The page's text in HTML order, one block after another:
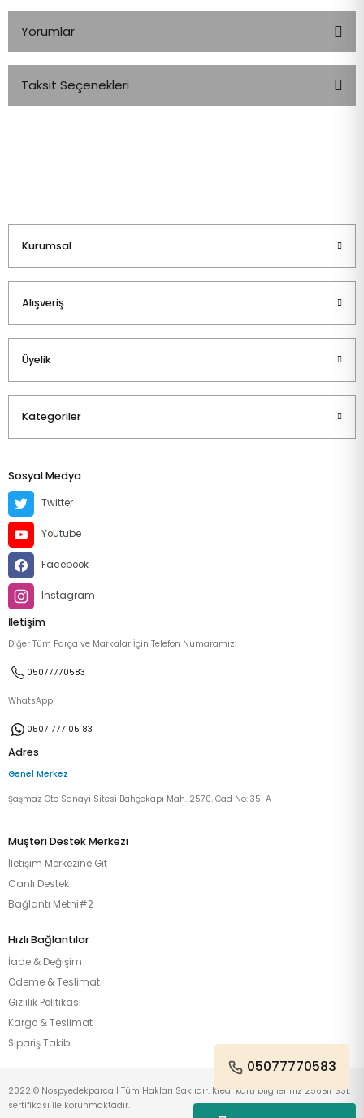
Yorumlar
Taksit Seçenekleri
Kurumsal
Alışveriş
Üyelik
Kategoriler
Sosyal Medya
Twitter
Youtube
Facebook
Instagram
İletişim
Diğer Tüm Parça ve Markalar İçin Telefon Numaramız:
05077770583
WhatsApp
0507 777 05 83
Adres
Genel Merkez
Şaşmaz Oto Sanayi Sitesi Bahçekapı Mah. 2570. Cad No: 35-A
Müşteri Destek Merkezi
İletişim Merkezine Git
Canlı Destek
Bağlantı Metni#2
Hızlı Bağlantılar
İade & Değişim
Ödeme & Teslimat
Gizlilik Politikası
Kargo & Teslimat
Sipariş Takibi
05077770583
2022 © Nospyedekparca | Tüm Hakları Saklıdır. Kredi kartı bilgileriniz 256Bit SSL
sertifikası ile korunmaktadır.